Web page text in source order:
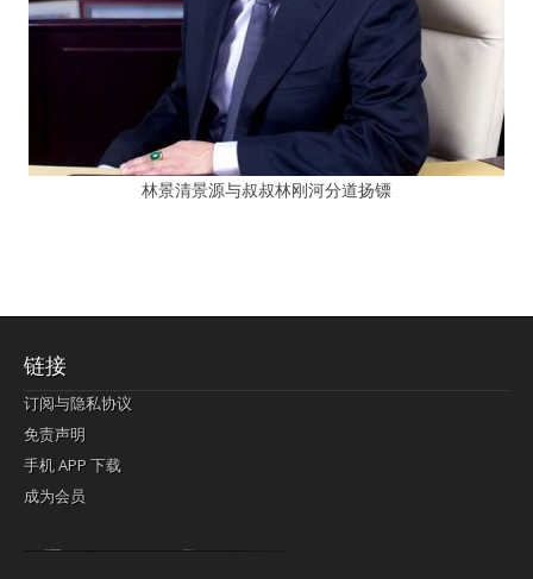
林景清景源与叔叔林刚河分道扬镖
链接
订阅与隐私协议
免责声明
手机 APP 下载
成为会员